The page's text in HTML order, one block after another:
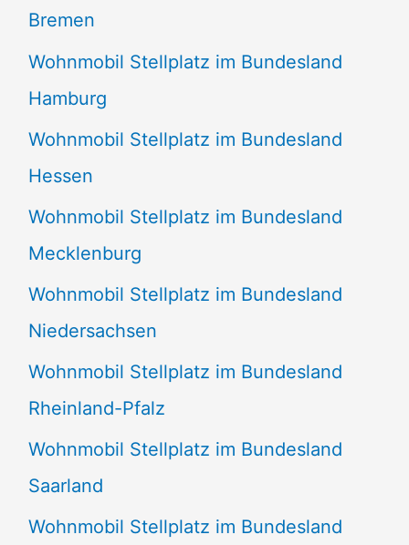
Bremen
Wohnmobil Stellplatz im Bundesland
Hamburg
Wohnmobil Stellplatz im Bundesland
Hessen
Wohnmobil Stellplatz im Bundesland
Mecklenburg
Wohnmobil Stellplatz im Bundesland
Niedersachsen
Wohnmobil Stellplatz im Bundesland
Rheinland-Pfalz
Wohnmobil Stellplatz im Bundesland
Saarland
Wohnmobil Stellplatz im Bundesland